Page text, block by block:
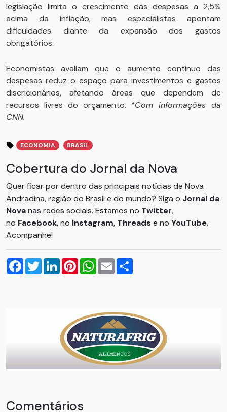
legislação limita o crescimento das despesas a 2,5%
acima da inflação, mas especialistas apontam
dificuldades diante da expansão dos gastos
obrigatórios.
Economistas avaliam que o aumento contínuo das
despesas reduz o espaço para investimentos e gastos
discricionários, afetando áreas que dependem de
recursos livres do orçamento. *Com informações da
CNN.
ECONOMIA BRASIL
Cobertura do Jornal da Nova
Quer ficar por dentro das principais notícias de Nova
Andradina, região do Brasil e do mundo? Siga o Jornal da
Novanas redes sociais. Estamos no Twitter,
no Facebook, no Instagram, Threads e no YouTube.
Acompanhe!
Facebook
TwitterLinkedInPinterestWhatsApp
Email
Comentários